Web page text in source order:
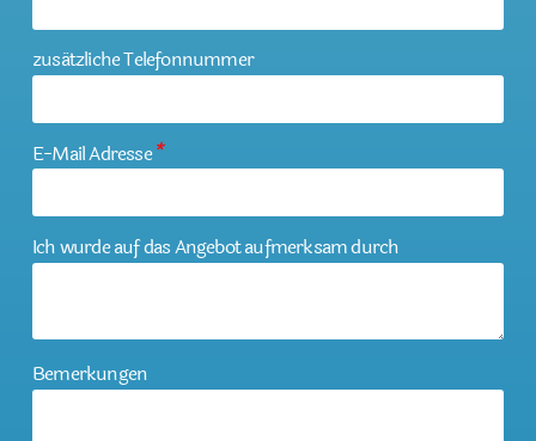
zusätzliche Telefonnummer
E-Mail Adresse*
Ich wurde auf das Angebot aufmerksam durch
Bemerkungen